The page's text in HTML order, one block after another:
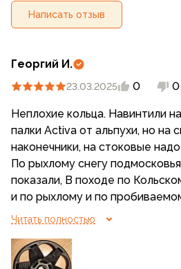
Написать отзыв
Георгий И.
23.03.2025 0 0
Неплохие кольца. Навинтили
палки Activa от альпухи, но на
наконечники, на стоковые надо изоленту крутить.
По рыхлому снегу
показали, В походе по
и по рыхлому и по
25. При спуске с сопки
травма.
Читать полностью